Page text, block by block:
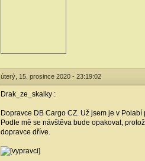
úterý, 15. prosince 2020 - 23:19:02
Drak_ze_skalky :
Dopravce DB Cargo CZ. Už jsem je v
Podle mě se návštěva bude opakovat,
dopravce dříve.